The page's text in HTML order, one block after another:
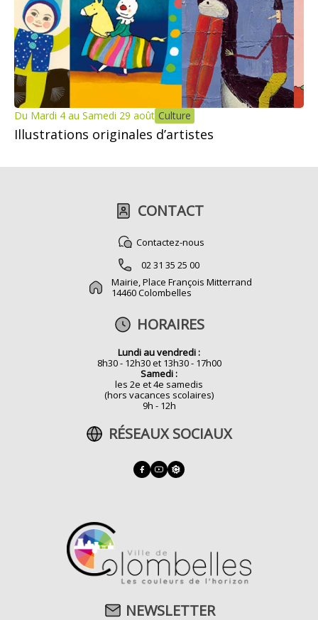
Du Mardi 4 au Samedi 29 août Culture
Illustrations originales d’artistes
CONTACT
Contactez-nous
02 31 35 25 00
Mairie, Place François Mitterrand
14460 Colombelles
HORAIRES
Lundi au vendredi :
8h30 - 12h30 et 13h30 - 17h00
Samedi :
les 2e et 4e samedis
(hors vacances scolaires)
9h - 12h
RÉSEAUX SOCIAUX
NEWSLETTER